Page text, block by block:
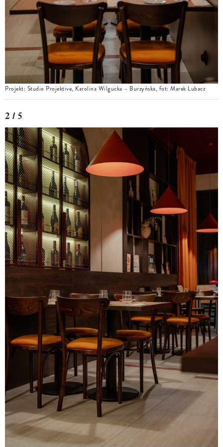
Projekt: Studio Projektive, Karolina Wilgucka – Burzyńska, fot: Marek Lubacz
2 / 5